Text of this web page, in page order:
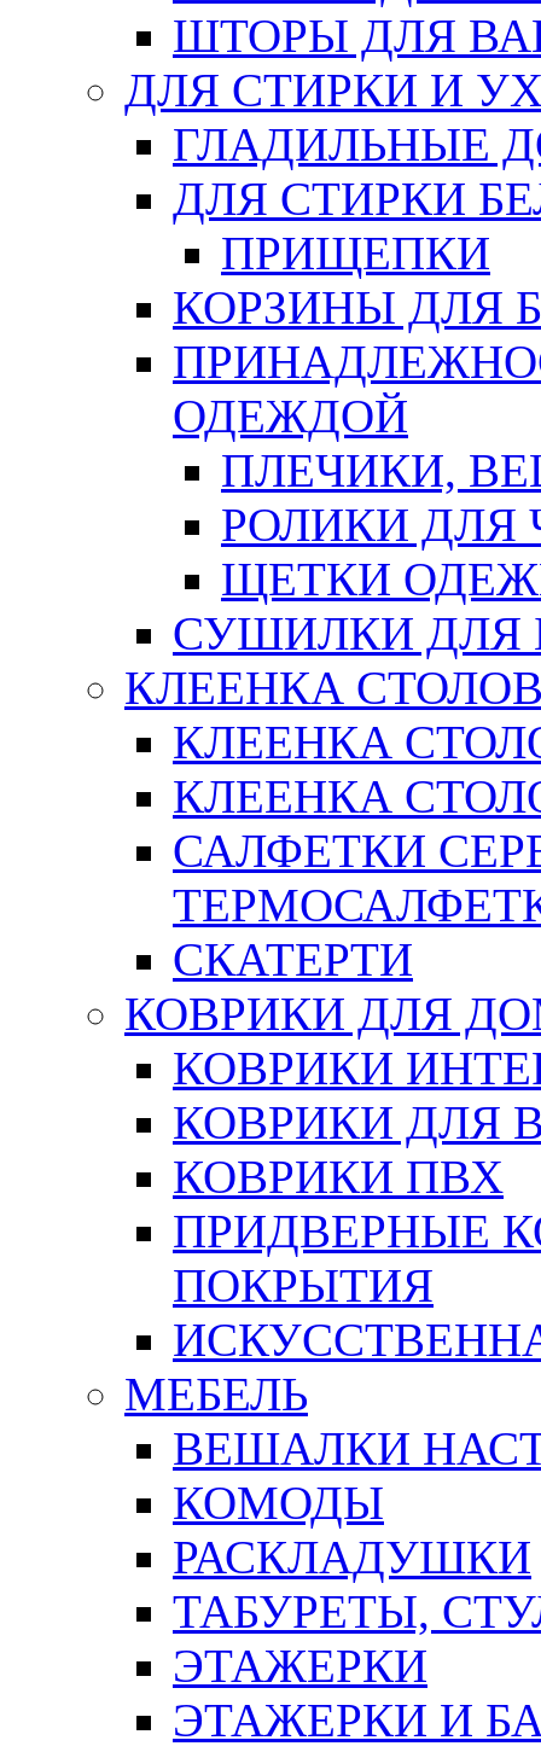
ШТОРЫ ДЛЯ
ДЛЯ СТИРКИ И
ГЛАДИЛЬНЫЕ
ДЛЯ СТИРКИ
ПРИЩЕПКИ
КОРЗИНЫ ДЛЯ
ОДЕЖДОЙ
ПЛЕЧИКИ,
РОЛИКИ ДЛЯ
ЩЕТКИ
СУШИЛКИ ДЛЯ
КЛЕЕНКА
КЛЕЕНКА
КЛЕЕНКА
САЛФЕТКИ
СКАТЕРТИ
КОВРИКИ ДЛЯ
КОВРИКИ
КОВРИКИ ДЛЯ
КОВРИКИ ПВХ
ПРИДВЕРНЫЕ
ПОКРЫТИЯ
МЕБЕЛЬ
ВЕШАЛКИ
КОМОДЫ
РАСКЛАДУШКИ
ТАБУРЕТЫ,
ЭТАЖЕРКИ
ЭТАЖЕРКИ И